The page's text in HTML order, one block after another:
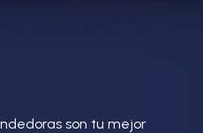
son tu mejor